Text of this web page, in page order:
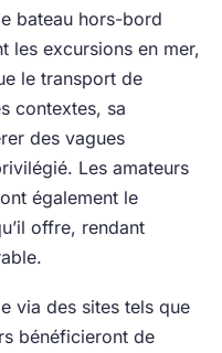
bateau hors-bord
les excursions en mer,
le transport de
contextes, sa
des vagues
Les amateurs
également le
offre, rendant
via des sites tels que
bénéficieront de